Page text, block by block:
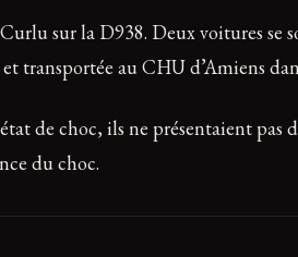
sur la D938. Deux voitures se
transportée au CHU d’Amiens
de choc, ils ne présentaient pas
du choc.